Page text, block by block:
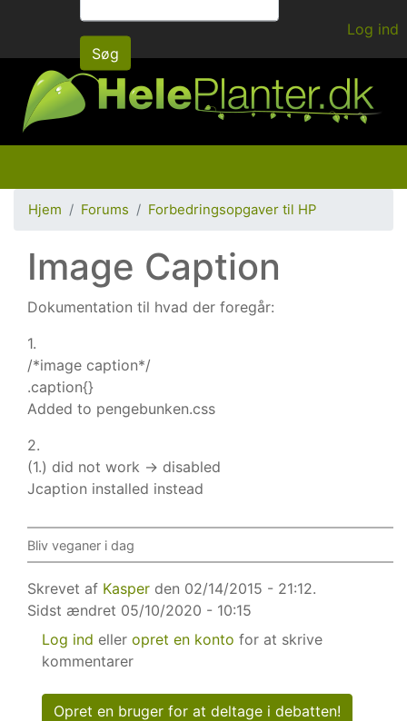
hovedindhold
Søg
Log ind
Hjem Forums Forbedringsopgaver til HP
Image Caption
Dokumentation til hvad der foregår:
1.
/*image caption*/
.caption{}
Added to pengebunken.css
2.
(1.) did not work -> disabled
Jcaption installed instead
Bliv veganer i dag
Skrevet af Kasper den 02/14/2015 - 21:12.
Sidst ændret 05/10/2020 - 10:15
Log ind eller opret en konto for at skrive
kommentarer
Opret en bruger for at deltage i debatten!